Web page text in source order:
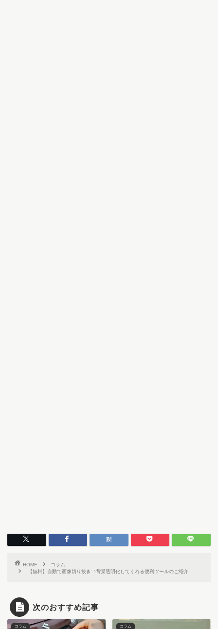
HOME
コラム
【無料】自動で画像切り抜き⇒背景透明化してくれる便利ツールのご紹介
次のおすすめ記事
コラム コラム